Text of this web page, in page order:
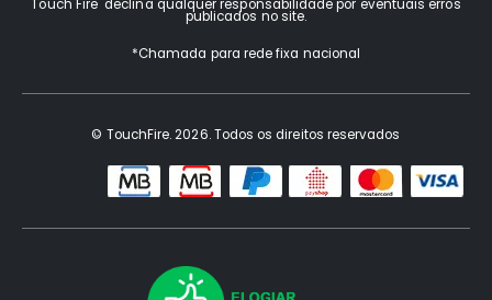
Touch Fire declina qualquer responsabilidade por eventuais erros
publicados no site.
*Chamada para rede fixa nacional
© TouchFire. 2026. Todos os direitos reservados